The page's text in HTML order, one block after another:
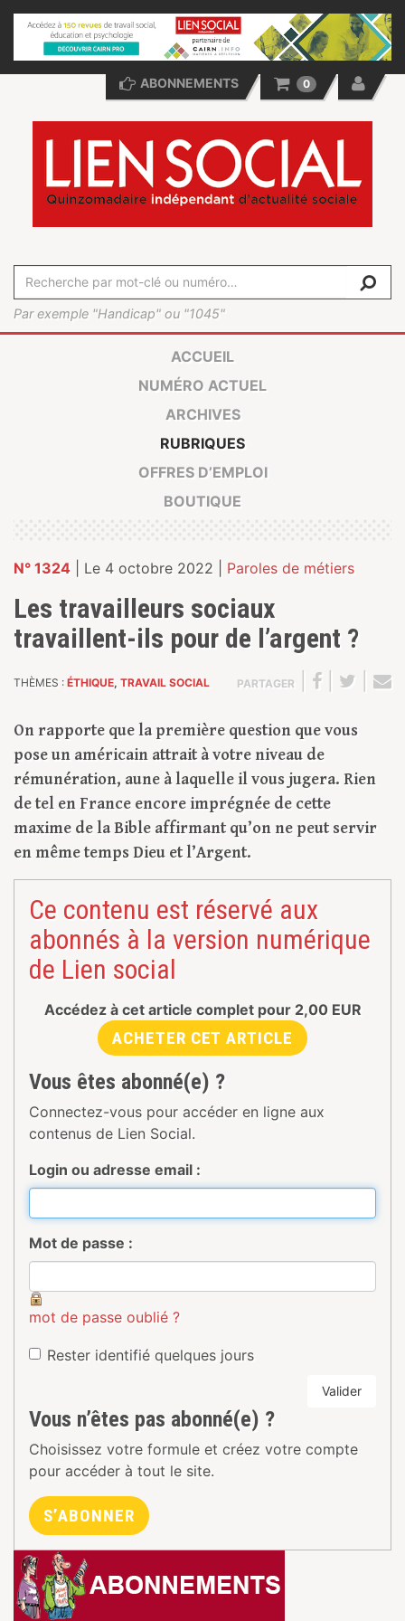
Par exemple "Handicap" ou "1045"
ABONNEMENTS 0
ACCUEIL
NUMÉRO ACTUEL
ARCHIVES
RUBRIQUES
OFFRES D’EMPLOI
BOUTIQUE
N° 1324 | Le 4 octobre 2022 | Paroles de métiers
Les travailleurs sociaux
travaillent-ils pour de l’argent ?
THÈMES : ÉTHIQUE, TRAVAIL SOCIAL PARTAGER
On rapporte que la première question que vous
pose un américain attrait à votre niveau de
rémunération, aune à laquelle il vous jugera. Rien
de tel en France encore imprégnée de cette
maxime de la Bible affirmant qu’on ne peut servir
en même temps Dieu et l’Argent.
Ce contenu est réservé aux
abonnés à la version numérique
de Lien social
Accédez à cet article complet pour 2,00 EUR
ACHETER CET ARTICLE
Vous êtes abonné(e) ?
Connectez-vous pour accéder en ligne aux
contenus de Lien Social.
Login ou adresse email :
Mot de passe :
mot de passe oublié ?
Rester identifié quelques jours
Valider
Vous n’êtes pas abonné(e) ?
Choisissez votre formule et créez votre compte
pour accéder à tout le site.
S’ABONNER